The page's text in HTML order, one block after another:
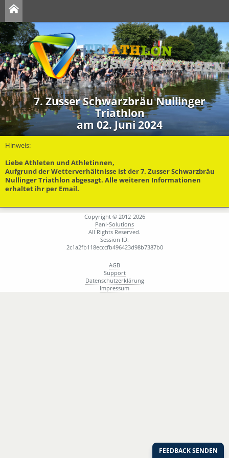
7. Zusser Schwarzbräu Nullinger
Triathlon
am 02. Juni 2024
Hinweis:
Liebe Athleten und Athletinnen,
Aufgrund der Wetterverhältnisse ist der 7. Zusser Schwarzbräu
Nullinger Triathlon abgesagt. Alle weiteren Informationen
erhaltet ihr per Email.
Copyright © 2012-2026
Pani-Solutions
All Rights Reserved.
Session ID:
2c1a2fb118ecccfb496423d98b7387b0
AGB
Support
Datenschutzerklärung
Impressum